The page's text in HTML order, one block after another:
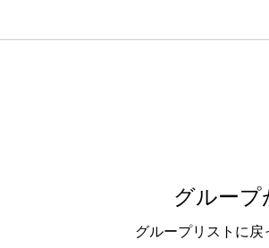
グルー
グループリストに